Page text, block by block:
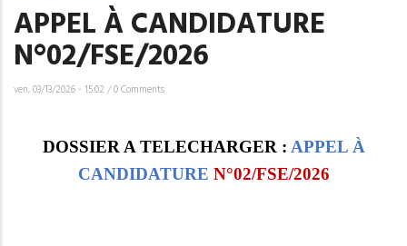
APPEL À CANDIDATURE
N°02/FSE/2026
ven, 03/13/2026 - 15:02 /0 Comments
DOSSIER A TELECHARGER : APPEL À
CANDIDATURE N°02/FSE/2026